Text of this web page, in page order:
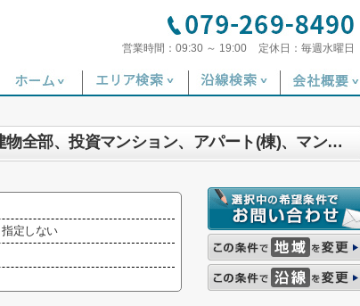
営業時間： 09:30 ～ 19:00 定休日： 毎週水曜日
神戸市垂水区 マンション、戸建、土地、店舗、事務所、住宅以外建物全部、投資マンション、アパート(棟)、マンション(棟)、ビル、戸建、店舗事務所、その他、土地一覧
指定しない